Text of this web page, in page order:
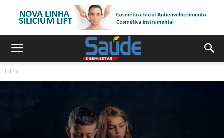
Início